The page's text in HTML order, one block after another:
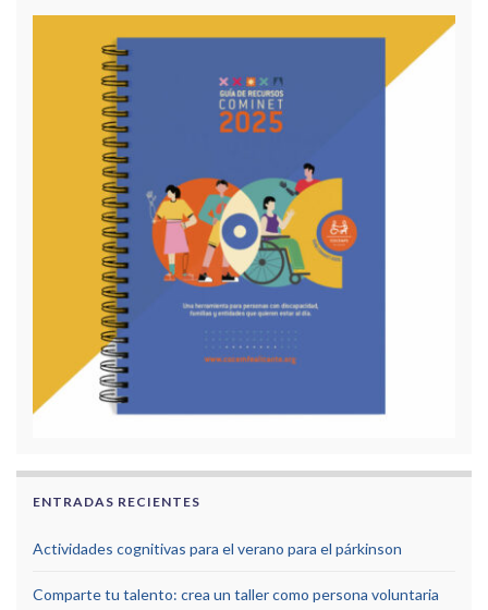
ENTRADAS RECIENTES
Actividades cognitivas para el verano para el párkinson
Comparte tu talento: crea un taller como persona voluntaria